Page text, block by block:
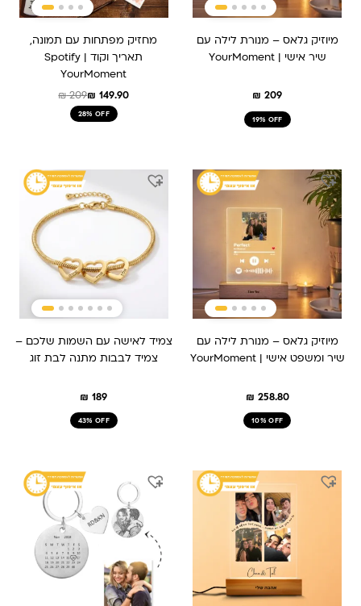
מיוזיק גלאס – מנורת לילה עם
שיר אישי | YourMoment
₪ 209
19% OFF
מחזיק מפתחות עם תמונה,
תאריך וקוד Spotify |
YourMoment
₪209₪ 149.90
28% OFF
מיוזיק גלאס – מנורת לילה עם
שיר ומשפט אישי | YourMoment
₪ 258.80
10% OFF
צמיד לאישה עם השמות שלכם –
צמיד לבבות מתנה לבת זוג
₪ 189
43% OFF
המחיר
היה:
המחיר
הוא:
המקורי
₪ 209.
הנוכחי
₪ 149.